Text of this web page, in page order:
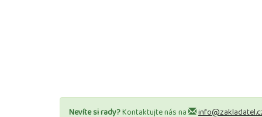
Nevíte si rady?Kontaktujte nás na